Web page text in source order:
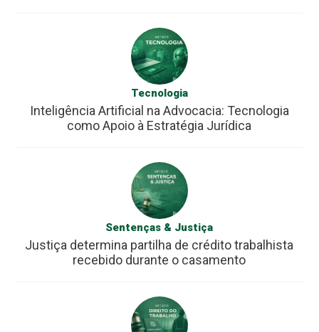
Tecnologia
Inteligência Artificial na Advocacia: Tecnologia
como Apoio à Estratégia Jurídica
Sentenças & Justiça
Justiça determina partilha de crédito trabalhista
recebido durante o casamento